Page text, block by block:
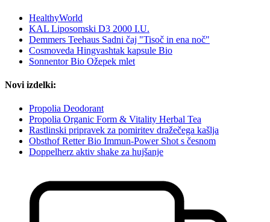
HealthyWorld
KAL Liposomski D3 2000 I.U.
Demmers Teehaus Sadni čaj "Tisoč in ena noč"
Cosmoveda Hingvashtak kapsule Bio
Sonnentor Bio Ožepek mlet
Novi izdelki:
Propolia Deodorant
Propolia Organic Form & Vitality Herbal Tea
Rastlinski pripravek za pomiritev dražečega kašlja
Obsthof Retter Bio Immun-Power Shot s česnom
Doppelherz aktiv shake za hujšanje